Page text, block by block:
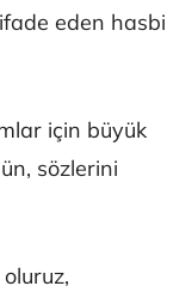
eden hasbi
için büyük
sözlerini